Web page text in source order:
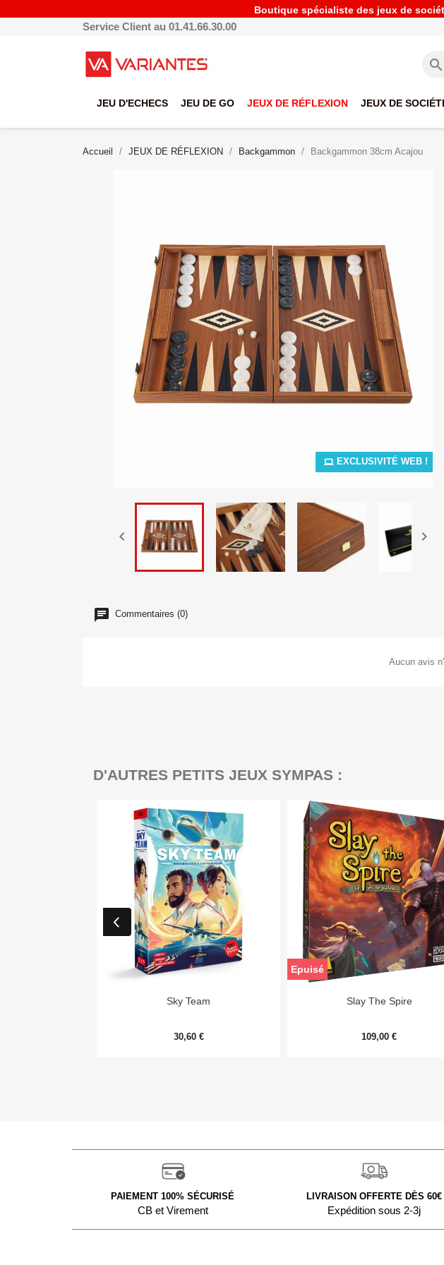
Boutique spécialiste des jeux de
Service Client au 01.41.66.30.00
search
JEU D'ECHECS JEU DE GO JEUX DE RÉFLEXION JEUX DE
Accueil JEUX DE RÉFLEXION Backgammon Backgammon 38cm Acajou
EXCLUSIVITÉ WEB !
 
Commentaires (0)
Aucun avis
D'AUTRES PETITS JEUX SYMPAS :
Aperçu rapide
Sky Team
30,60 €
Aperçu rapide
Slay The Spire
109,00 €
Epuisé
PAIEMENT 100% SÉCURISÉ
CB et Virement
LIVRAISON OFFERTE DÈS 60€
Expédition sous 2-3j